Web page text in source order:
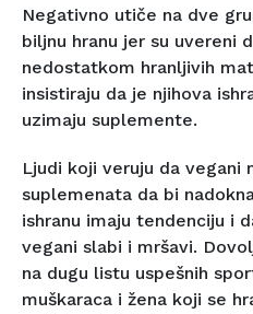
Negativno utiče na dve
biljnu hranu jer su uvereni
nedostatkom hranljivih
insistiraju da je njihova
uzimaju suplemente.
Ljudi koji veruju da vegani
suplemenata da bi
ishranu imaju tendenciju i
vegani slabi i mršavi.
na dugu listu uspešnih
muškaraca i žena koji se